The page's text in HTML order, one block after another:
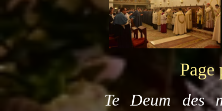
Page
Te Deum des